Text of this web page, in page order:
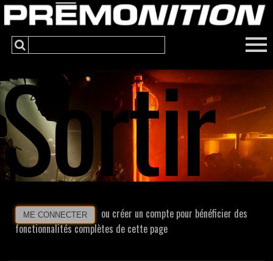
Sortir
ME CONNECTER
ou créer un compte pour bénéficier des
fonctionnalités complètes de cette page